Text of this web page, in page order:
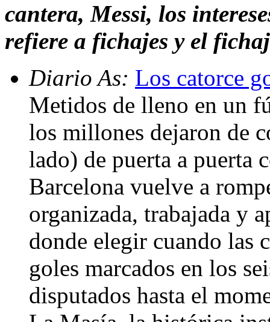
cantera, Messi, los
refiere a fichajes y el
Diario As: Los catorce
Metidos de lleno en un
los millones dejaron de
lado) de puerta a puerta
Barcelona vuelve a
organizada, trabajada y
donde elegir cuando las
goles marcados en los
disputados hasta el